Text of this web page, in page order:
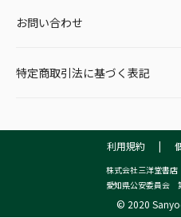
お問い合わせ
特定商取引法に基づく表記
利用規約 |
株式会社三洋堂書店
愛知県公安委員会
© 2020